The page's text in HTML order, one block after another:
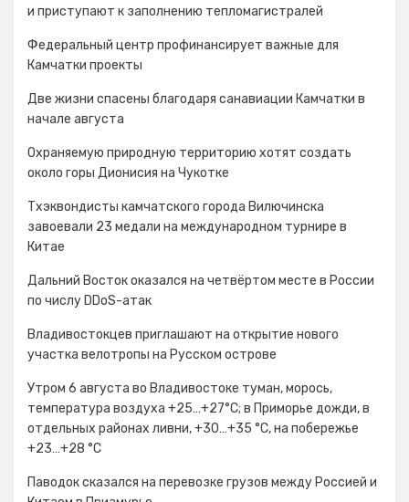
и приступают к заполнению тепломагистралей
Федеральный центр профинансирует важные для
Камчатки проекты
Две жизни спасены благодаря санавиации Камчатки в
начале августа
Охраняемую природную территорию хотят создать
около горы Дионисия на Чукотке
Тхэквондисты камчатского города Вилючинска
завоевали 23 медали на международном турнире в
Китае
Дальний Восток оказался на четвёртом месте в России
по числу DDoS-атак
Владивостокцев приглашают на открытие нового
участка велотропы на Русском острове
Утром 6 августа во Владивостоке туман, морось,
температура воздуха +25…+27°С; в Приморье дожди, в
отдельных районах ливни, +30…+35 °C, на побережье
+23…+28 °C
Паводок сказался на перевозке грузов между Россией и